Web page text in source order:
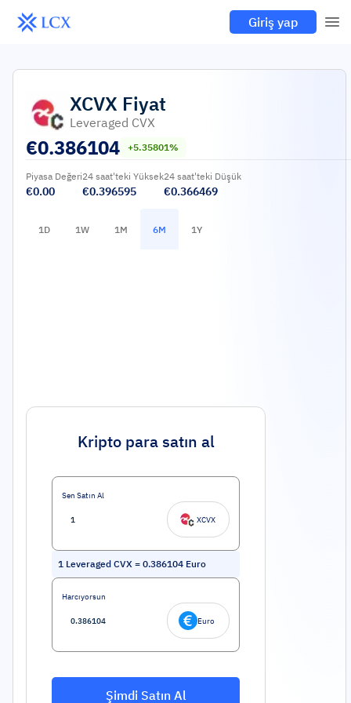
Giriş yap
XCVX Fiyat
Leveraged CVX
€0.386104 +5.35801%
Piyasa Değeri
€0.00
24 saat'teki Yüksek
€0.396595
24 saat'teki Düşük
€0.366469
1D 1W 1M 6M 1Y
Kripto para satın al
Sen Satın Al
XCVX
1 Leveraged CVX = 0.386104 Euro
Harcıyorsun
Euro
Şimdi Satın Al